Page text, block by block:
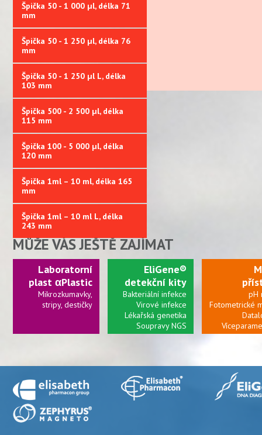
Špička 50 - 1 000 µl, délka 71
mm
Špička 50 - 1 250 µl, délka 76
mm
Špička 50 - 1 250 µl L, délka
103 mm
Špička 500 - 2 500 µl, délka
115 mm
Špička 100 - 5 000 µl, délka
120 mm
Špička 1ml – 10 ml, délka 165
mm
Špička 1ml – 10 ml L, délka
243 mm
MŮŽE VÁS JEŠTĚ ZAJÍMAT
Laboratorní
plast αPlastic
Mikrozkumavky,
stripy, destičky
EliGene®
detekční kity
Bakteriální infekce
Virové infekce
Lékařská genetika
Soupravy NGS
pH
Fotometrické